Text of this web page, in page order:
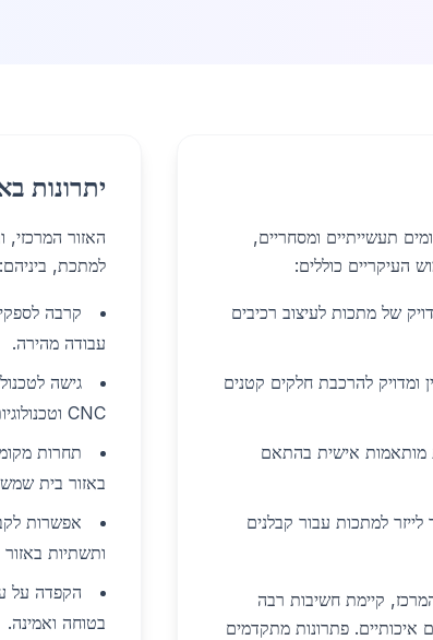
תעשייתיים ומסחריים,
העיקריים כוללים:
של מתכות לעיצוב רכיבים
ומדויק להרכבת חלקים קטנים
מותאמות אישית בהתאם
למתכות עבור קבלנים
קיימת חשיבות רבה
איכותיים. פתרונות מתקדמים
יתרונות
האזור המרכזי,
למתכת, ביניהם:
קרבה
עבודה מהירה.
גישה
CNC וטכנולוגיות מתקדמות במרכז.
תחרות
באזור בית
אפשרות
ותשתיות
הקפדה על
בטוחה ואמינה.